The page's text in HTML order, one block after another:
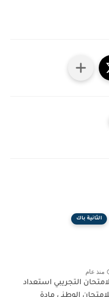
الثانية باك
منذ عام
التجريبي استعداد